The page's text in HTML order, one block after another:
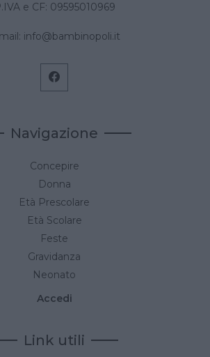
e CF: 09595010969
info@bambinopoli.it
Navigazione
Concepire
Donna
Età Prescolare
Età Scolare
Feste
Gravidanza
Neonato
Accedi
Link utili